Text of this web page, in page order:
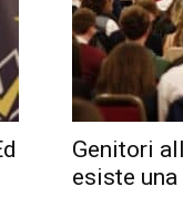
Genitori
esiste una